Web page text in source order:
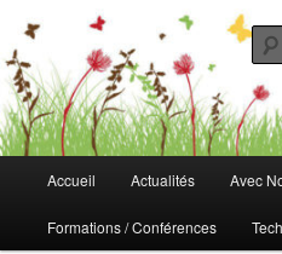
contenu
principalFondation
principal
Accueil Actualités Avec
Formations / Conférences